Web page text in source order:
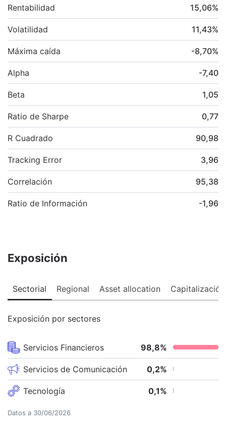
Rentabilidad 15,06%
Volatilidad 11,43%
Máxima caída -8,70%
Alpha -7,40
Beta 1,05
Ratio de Sharpe 0,77
R Cuadrado 90,98
Tracking Error 3,96
Correlación 95,38
Ratio de Información -1,96
Exposición
Sectorial Regional Asset allocation Capitalización
Exposición por sectores
Servicios Financieros 98,8%
Servicios de Comunicación 0,2%
Tecnología 0,1%
Datos a 30/06/2026